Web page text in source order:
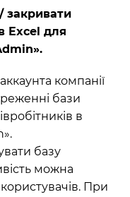
закривати
Excel для
компанії
бази
в
базу
можна
При